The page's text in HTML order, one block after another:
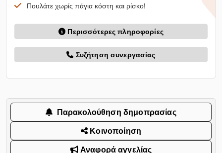
Πουλάτε χωρίς πάγια κόστη και ρίσκο!
Περισσότερες πληροφορίες
Συζήτηση συνεργασίας
Παρακολούθηση δημοπρασίας
Κοινοποίηση
Αναφορά αγγελίας